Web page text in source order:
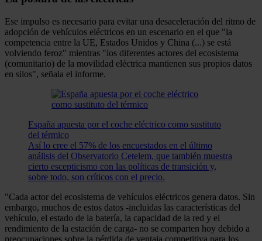
Ese impulso es necesario para evitar una desaceleración del ritmo de
adopción de vehículos eléctricos en un escenario en el que "la
competencia entre la UE, Estados Unidos y China (...) se está
volviendo feroz" mientras "los diferentes actores del ecosistema
(comunitario) de la movilidad eléctrica mantienen sus propios datos
en silos", señala el informe.
España apuesta por el coche eléctrico como sustituto
del térmico
Así lo cree el 57% de los encuestados en el último
análisis del Observatorio Cetelem, que también muestra
cierto escepticismo con las políticas de transición y,
sobre todo, son críticos con el precio.
"Cada actor del ecosistema de vehículos eléctricos genera datos. Sin
embargo, muchos de estos datos -incluidas las características del
vehículo, el estado de la batería, la capacidad de la red y el
rendimiento de la estación de carga- no se comparten hoy debido a
preocupaciones sobre la pérdida de ventaja competitiva para los